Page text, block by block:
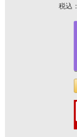
税込：